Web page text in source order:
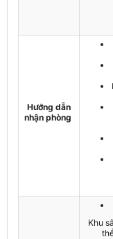
Hướng dẫn
nhận phòng
Khu